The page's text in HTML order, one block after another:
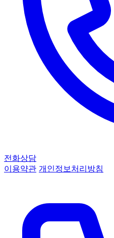
전화상담
이용약관 개인정보처리방침